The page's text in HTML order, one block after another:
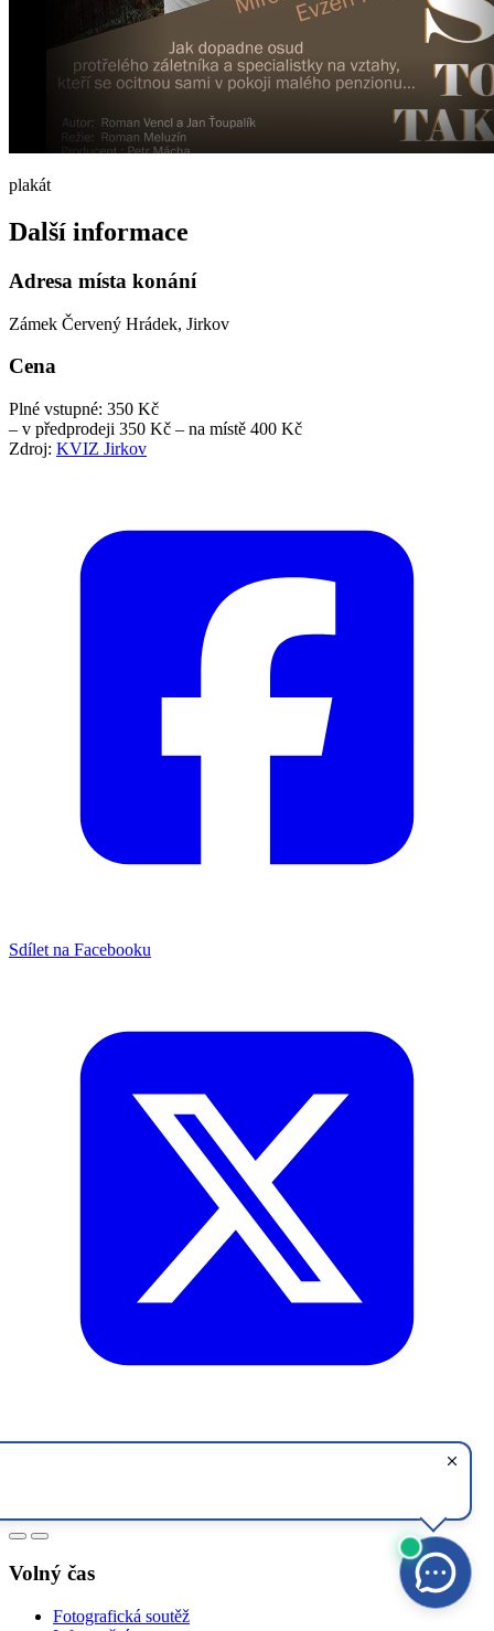
plakát
Další informace
Adresa místa konání
Zámek Červený Hrádek, Jirkov
Cena
Plné vstupné: 350 Kč
– v předprodeji 350 Kč – na místě 400 Kč
Zdroj: KVIZ Jirkov
Sdílet na Facebooku
Volný čas
Fotografická soutěž